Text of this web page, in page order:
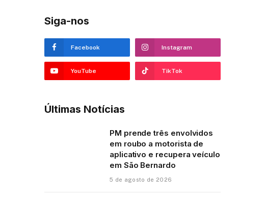
Siga-nos
Facebook Instagram
YouTube TikTok
Últimas Notícias
PM prende três envolvidos
em roubo a motorista de
aplicativo e recupera veículo
em São Bernardo
5 de agosto de 2026